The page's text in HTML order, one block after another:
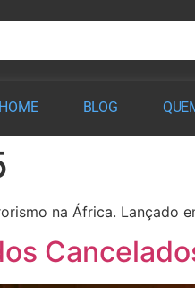
HOME BLOG
na África.